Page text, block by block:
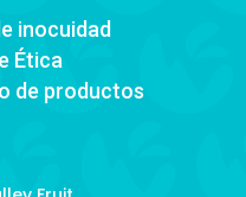
inocuidad
Ética
de productos